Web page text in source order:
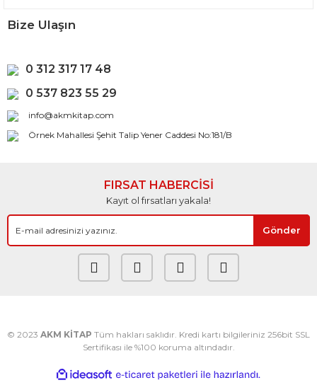
Bize Ulaşın
0 312 317 17 48
0 537 823 55 29
info@akmkitap.com
Örnek Mahallesi Şehit Talip Yener Caddesi No:181/B
FIRSAT HABERCİSİ
Kayıt ol fırsatları yakala!
Gönder
© 2023 AKM KİTAP Tüm hakları saklıdır. Kredi kartı bilgileriniz 256bit SSL
Sertifikası ile %100 koruma altındadır.
ideasoft
e-